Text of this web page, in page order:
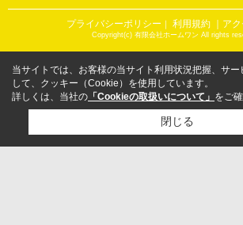
プライバシーポリシー ｜ 利用規約 ｜ア
Copyright(c) 有限会社ホームワン All rights
当サイトでは、お客様の当サイト利用状況把握、サー
して、クッキー（Cookie）を使用しています。
詳しくは、当社の 「Cookieの取扱いについて」 をご
閉じる